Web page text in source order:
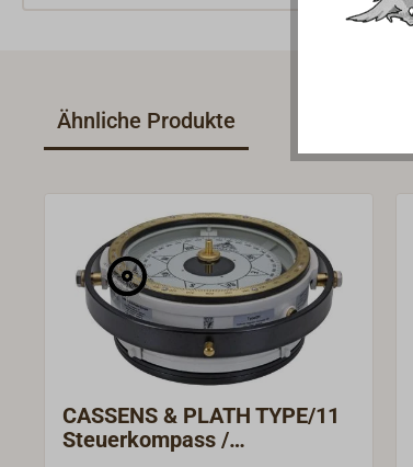
Ähnliche Produkte
CASSENS & PLATH TYPE/11
Steuerkompass /